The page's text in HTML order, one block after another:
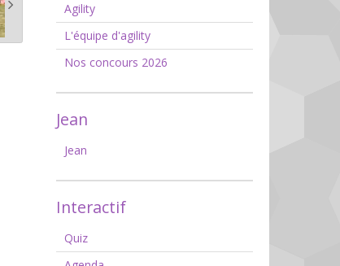
Agility
L'équipe d'agility
Nos concours 2026
Jean
Jean
Interactif
Quiz